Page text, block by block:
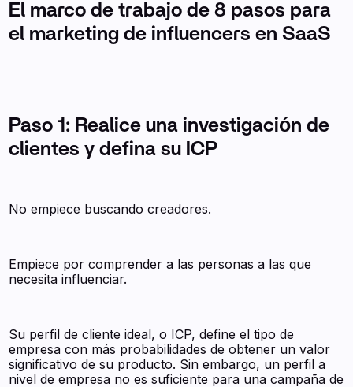
El marco de trabajo de 8 pasos para
el marketing de influencers en SaaS
Paso 1: Realice una investigación de
clientes y defina su ICP
No empiece buscando creadores.
Empiece por comprender a las personas a las que
necesita influenciar.
Su perfil de cliente ideal, o ICP, define el tipo de
empresa con más probabilidades de obtener un valor
significativo de su producto. Sin embargo, un perfil a
nivel de empresa no es suficiente para una campaña de